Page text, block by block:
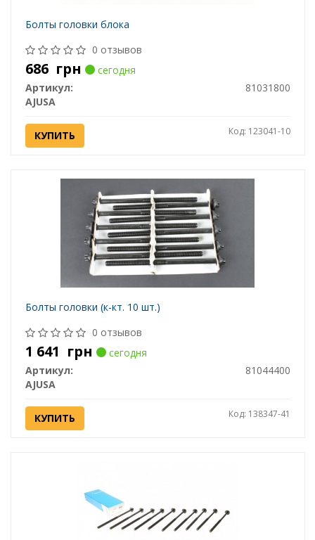
Болты головки блока
0 отзывов
686 грн
сегодня
Артикул:
81031800
AJUSA
КУПИТЬ Код: 123041-10
Болты головки (к-кт. 10 шт.)
0 отзывов
1 641 грн
сегодня
Артикул:
81044400
AJUSA
КУПИТЬ Код: 138347-41